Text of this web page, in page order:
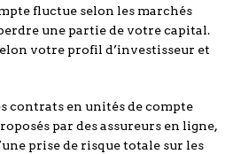
fluctue selon les marchés
une partie de votre capital.
votre profil d’investisseur et
contrats en unités de compte
par des assureurs en ligne,
prise de risque totale sur les